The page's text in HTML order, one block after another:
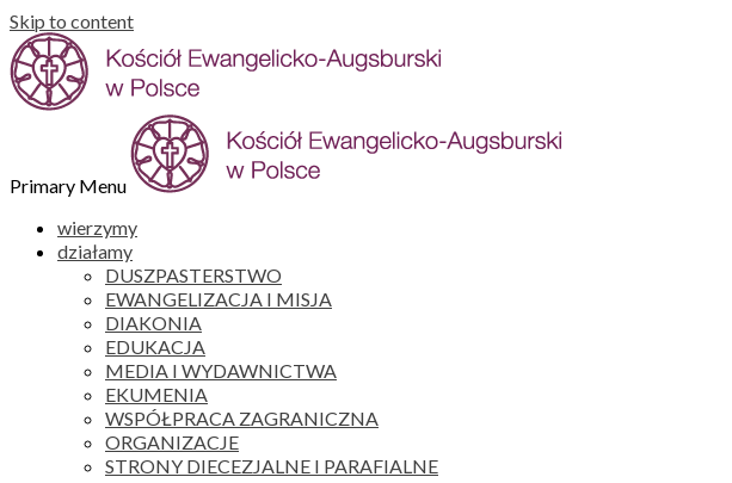
Skip to content
Primary Menu
wierzymy
działamy
DUSZPASTERSTWO
EWANGELIZACJA I MISJA
DIAKONIA
EDUKACJA
MEDIA I WYDAWNICTWA
EKUMENIA
WSPÓŁPRACA ZAGRANICZNA
ORGANIZACJE
STRONY DIECEZJALNE I PARAFIALNE